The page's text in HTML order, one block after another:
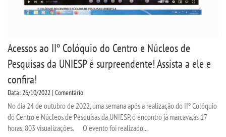
Acessos ao IIº Colóquio do Centro e Núcleos de
Pesquisas da UNIESP é surpreendente! Assista a ele e
confira!
Data: 26/10/2022 | Comentário
No dia 24 de outubro de 2022, uma semana após a realização do IIº Colóquio
do Centro e Núcleos de Pesquisas da UNIESP, o encontro já marcava,às 17
horas, 803 visualizações. O evento foi realizado...